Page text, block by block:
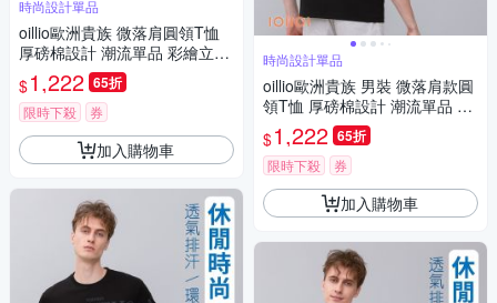
時尚設計單品
oillio歐洲貴族 微落肩圓領T恤
厚磅棉設計 潮流單品 彩繪立體
圖樣 黃色 男女裝 法國品牌
$1,222 65折
限時下殺 券
加入購物車
時尚設計單品
oillio歐洲貴族 男裝 微落肩款圓
領T恤 厚磅棉設計 潮流單品 造
型立體刺繡 男女裝 黑色 法國品
牌
$1,222 65折
限時下殺 券
加入購物車